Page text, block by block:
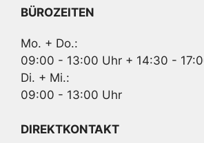
BÜROZEITEN
Mo. + Do.:
09:00 - 13:00 Uhr + 14:30 -
Di. + Mi.:
09:00 - 13:00 Uhr
DIREKTKONTAKT